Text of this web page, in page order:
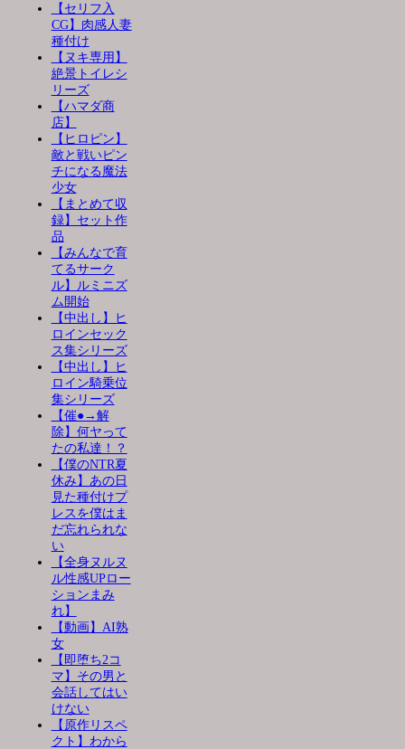
【セリフ入
CG】肉感人妻
種付け
【ヌキ専用】
絶景トイレシ
リーズ
【ハマダ商
店】
【ヒロピン】
敵と戦いピン
チになる魔法
少女
【まとめて収
録】セット作
品
【みんなで育
てるサーク
ル】ルミニズ
ム開始
【中出し】ヒ
ロインセック
ス集シリーズ
【中出し】ヒ
ロイン騎乗位
集シリーズ
【催●→解
除】何ヤって
たの私達！？
【僕のNTR夏
休み】あの日
見た種付けプ
レスを僕はま
だ忘れられな
い
【全身ヌルヌ
ル性感UPロー
ションまみ
れ】
【動画】AI熟
女
【即堕ち2コ
マ】その男と
会話してはい
けない
【原作リスペ
クト】わから